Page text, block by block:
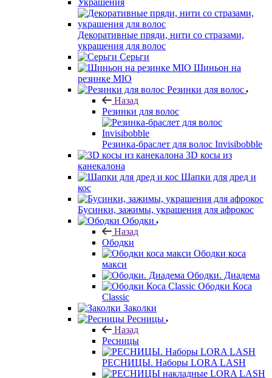
Украшения
Декоративные пряди, нити со стразами,
украшения для волос
Серьги
Шиньон на
резинке MIO
Резинки для волос
Назад
Резинки для волос
Резинка-браслет для волос Invisibobble
3D косы из
канекалона
Шапки для дред и
кос
Бусинки, зажимы, украшения для афрокос
Ободки
Назад
Ободки
Ободки коса
макси
Ободки. Диадема
Ободки Коса
Classic
Заколки
Ресницы
Назад
Ресницы
РЕСНИЦЫ. Наборы LORA LASH